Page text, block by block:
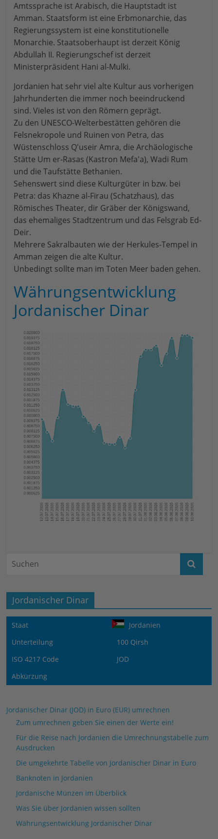
Amtssprache ist Arabisch, die Hauptstadt ist
Amman. Staatsform ist eine Erbmonarchie, das
Regierungssystem ist eine konstitutionelle
Monarchie. Staatsoberhaupt ist derzeit König
Abdullah II. Regierungschef ist derzeit
Ministerpräsident Hani al-Mulki.
Jordanien hat sehr viel alte Kultur aus vorherigen
Jahrhunderten die immer noch beeindruckend
sind. Vieles ist von den Römern geprägt.
Zu den UNESCO-Welterbestätten gehören die
Felsnekropole und Ruinen von Petra, das
Wüstenschloss Q'useir Amra, die Archäologische
Stätte Um er-Rasas (Kastron Mefa'a), Wadi Rum
und die Taufstätte Bethanien.
Sehenswert sind diese Kulturgüter in bzw. bei
Petra: das Khazne al-Firau (Schatzhaus), das
Römisches Theater, dir Gräber der Königswand,
das ehemaliges Stadtzentrum und das Felsgrab Ed-
Deir.
Mehrere Sakralbauten wie der Herkules-Tempel in
Amman zeigen die alte Kultur.
Unbedingt sollte man im Toten Meer baden gehen.
Währungsentwicklung
Jordanischer Dinar
Jordanischer Dinar
Staat
Jordanien
Unterteilung
100 Qirsh
ISO 4217 Code
JOD
Abkürzung
Jordanischer Dinar (JOD) in Euro (EUR) umrechnen
Zum umrechnen geben Sie einen der Werte ein!
Für die Reise nach Jordanien die Umrechnungstabelle zum
Ausdrucken
Die umgekehrte Tabelle von Jordanischer Dinar in Euro
Banknoten in Jordanien
Jordanische Münzen im Überblick
Was Sie über Jordanien wissen sollten
Währungsentwicklung Jordanischer Dinar